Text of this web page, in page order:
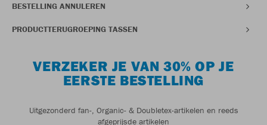
BESTELLING ANNULEREN
PRODUCTTERUGROEPING TASSEN
VERZEKER JE VAN 30% OP JE
EERSTE BESTELLING
Uitgezonderd fan-, Organic- & Doubletex-artikelen en reeds
afgeprijsde artikelen